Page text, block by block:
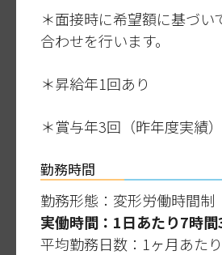
＊面接時に希望額に基づい
合わせを行います。
＊昇給年1回あり
＊賞与年3回（昨年度実績）
勤務時間
勤務形態：変形労働時間制
実働時間：1日あたり7時
平均勤務日数：1ヶ月あた